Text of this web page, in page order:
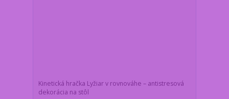
Kinetická hračka Lyžiar v rovnováhe – antistresová
dekorácia na stôl